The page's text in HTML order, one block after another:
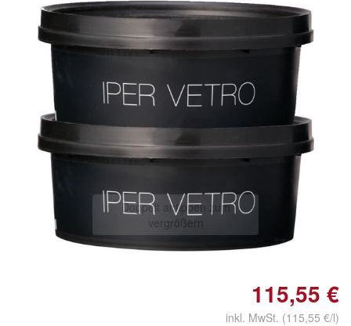
Doppelt antippen zum
vergrößern
115,55 €
inkl. MwSt. (115,55 €/l)